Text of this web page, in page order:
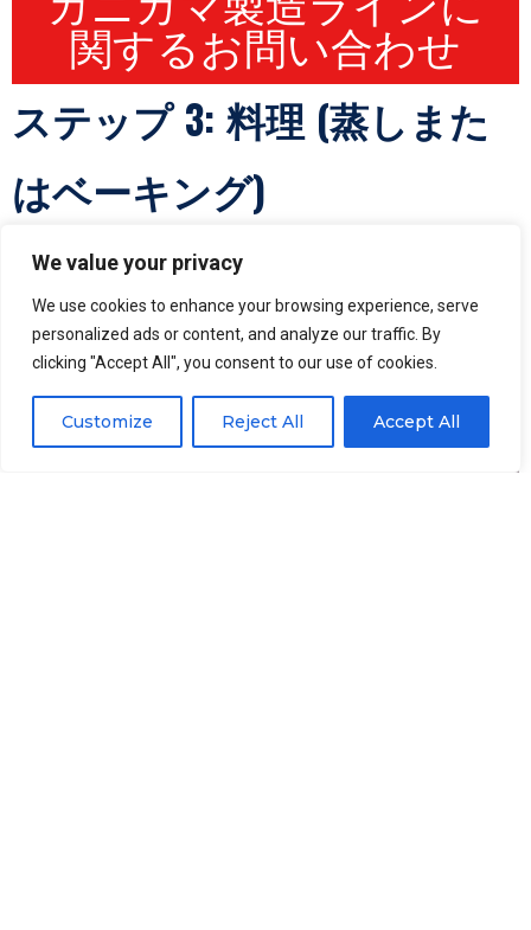
We value your privacy
We use cookies to enhance your browsing experience, serve
personalized ads or content, and analyze our traffic. By
clicking "Accept All", you consent to our use of cookies.
Customize Reject All Accept All
関するお問い合わせ
ステップ 3: 料理 (蒸しまた
はベーキング)